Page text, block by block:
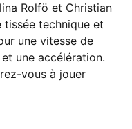
Rolfö et Christian
tissée technique et
une vitesse de
une accélération.
vous à jouer